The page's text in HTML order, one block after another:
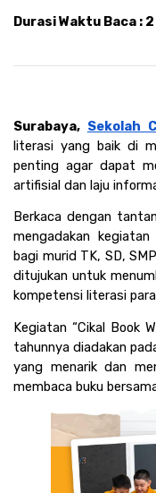
Durasi Waktu Baca :
Surabaya, Sekolah
literasi yang baik di
penting agar dapat
artifisial dan laju
Berkaca dengan
mengadakan
bagi murid TK, SD,
ditujukan untuk
kompetensi literasi
Kegiatan “Cikal Book
tahunnya diadakan
yang menarik dan
membaca buku